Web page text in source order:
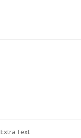
Extra Text